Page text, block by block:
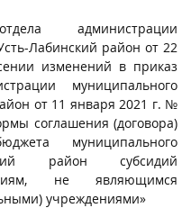
администрации
Лабинский район от 22
изменений в приказ
муниципального
от 11 января 2021 г. №
соглашения (договора)
муниципального
район субсидий
не являющимся
учреждениями»